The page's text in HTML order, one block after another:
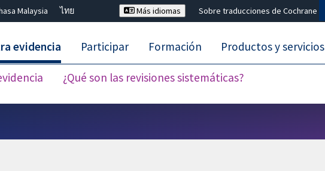
Malaysia
ไทย
Más idiomas Sobre traducciones de Cochrane
evidencia
¿Qué son las revisiones sistemáticas?
Participar Formación Productos y servicios